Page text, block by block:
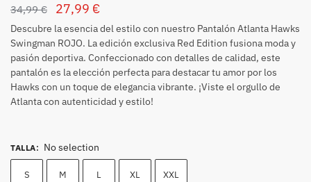
34,99€ 27,99 €
Descubre la esencia del estilo con nuestro Pantalón Atlanta Hawks
Swingman ROJO. La edición exclusiva Red Edition fusiona moda y
pasión deportiva. Confeccionado con detalles de calidad, este
pantalón es la elección perfecta para destacar tu amor por los
Hawks con un toque de elegancia vibrante. ¡Viste el orgullo de
Atlanta con autenticidad y estilo!
TALLA: No selection
S M L XL XXL